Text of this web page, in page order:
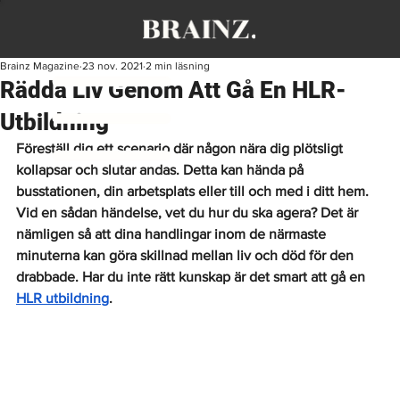
Rädda Liv Genom Att Gå En HLR-
Utbildning
Brainz Magazine 23 nov. 2021 2 min läsning
Föreställ dig ett scenario där någon nära dig plötsligt
kollapsar och slutar andas. Detta kan hända på
busstationen, din arbetsplats eller till och med i ditt hem.
Vid en sådan händelse, vet du hur du ska agera? Det är
nämligen så att dina handlingar inom de närmaste
minuterna kan göra skillnad mellan liv och död för den
drabbade. Har du inte rätt kunskap är det smart att gå en
HLR utbildning.